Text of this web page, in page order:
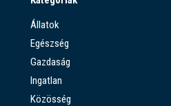
Állatok
Egészség
Gazdaság
Ingatlan
Közösség